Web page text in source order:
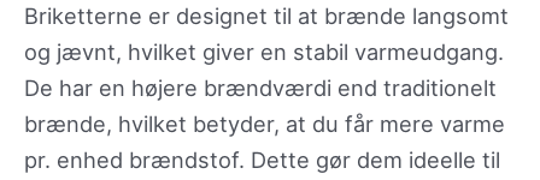
Briketterne er designet til at brænde langsomt
og jævnt, hvilket giver en stabil varmeudgang.
De har en højere brændværdi end traditionelt
brænde, hvilket betyder, at du får mere varme
pr. enhed brændstof. Dette gør dem ideelle til